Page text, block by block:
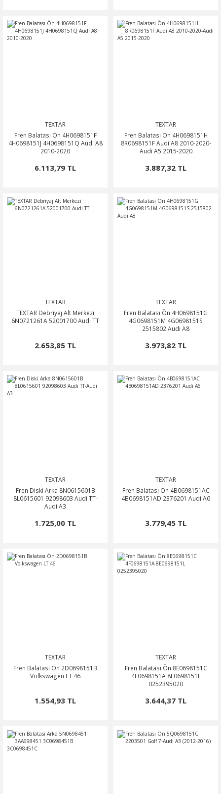
TEXTAR
Fren Balatası Ön 4H0698151F
4H0698151J 4H0698151Q Audi A8
2010-2020
6.113,79 TL
TEXTAR
Fren Balatası Ön 4H0698151H
8R0698151F Audi A8 2010-2020-
Audi A5 2015-2020
3.887,32 TL
TEXTAR
TEXTAR Debriyaj Alt Merkezi
6N0721261A 52001700 Audi TT
2.653,85 TL
TEXTAR
Fren Balatası Ön 4H0698151G
4G0698151M 4G0698151S
2515802 Audi A8
3.973,82 TL
TEXTAR
Fren Diski Arka 8N0615601B
8L0615601 92098603 Audi TT-
Audi A3
1.725,00 TL
TEXTAR
Fren Balatası Ön 4B0698151AC
4B0698151AD 2376201 Audi A6
3.779,45 TL
TEXTAR
Fren Balatası Ön 2D0698151B
Volkswagen LT 46
1.554,93 TL
TEXTAR
Fren Balatası Ön 8E0698151C
4F0698151A 8E0698151L
0252395020
3.644,37 TL